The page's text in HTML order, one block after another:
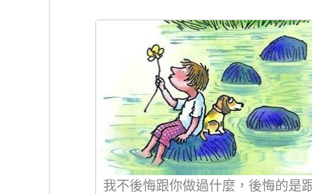
我不後悔跟你做過什麼，後悔的是